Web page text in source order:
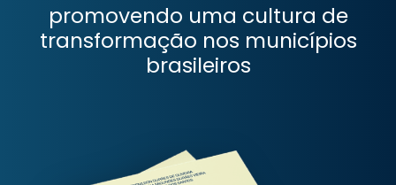
promovendo uma cultura de
transformação nos municípios
brasileiros